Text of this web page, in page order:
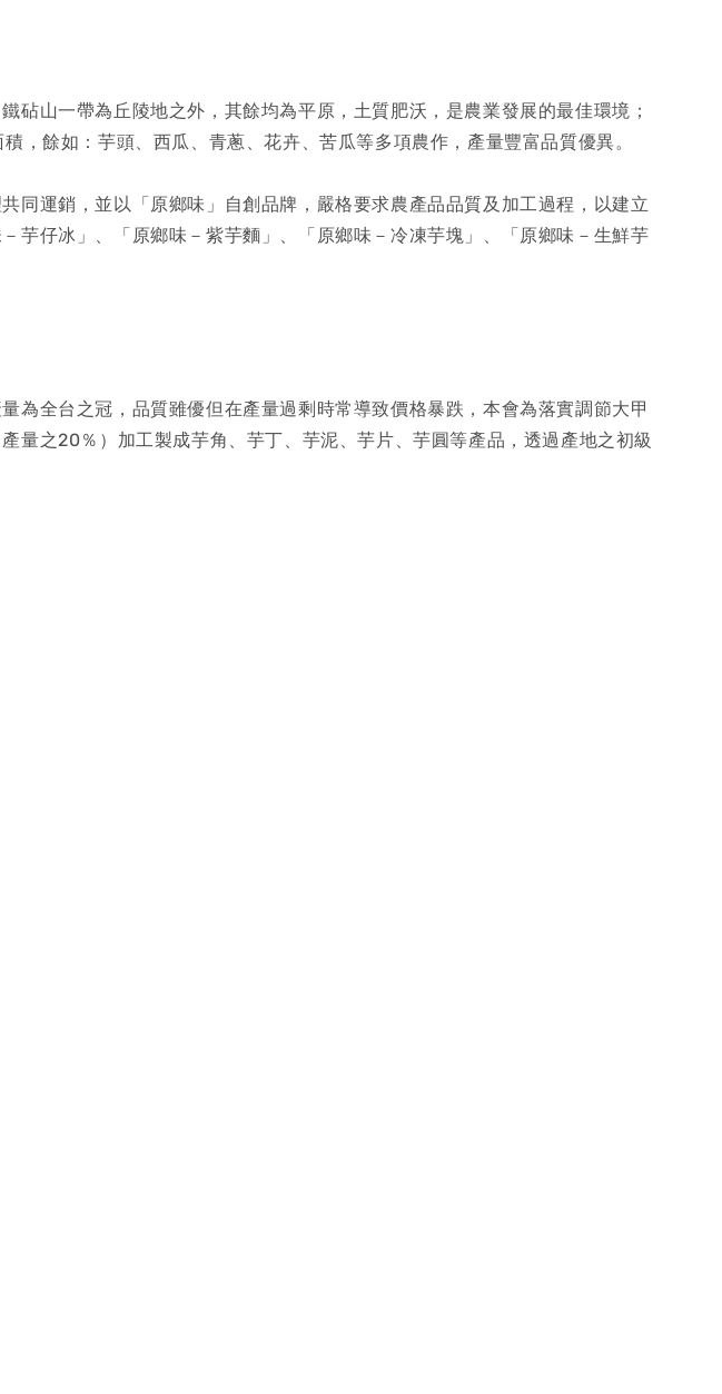
山一帶為丘陵地之外，其餘均為平原，土質肥沃，是農業發展的最佳環境；
餘如：芋頭、西瓜、青蔥、花卉、苦瓜等多項農作，產量豐富品質優異。
同運銷，並以「原鄉味」自創品牌，嚴格要求農產品品質及加工過程，以建立
芋仔冰」、「原鄉味－紫芋麵」、「原鄉味－冷凍芋塊」、「原鄉味－生鮮芋
為全台之冠，品質雖優但在產量過剩時常導致價格暴跌，本會為落實調節大甲
量之20％）加工製成芋角、芋丁、芋泥、芋片、芋圓等產品，透過產地之初級